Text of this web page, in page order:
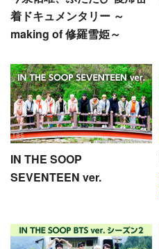
着ドキュメンタリー ～
making of 修羅雪姫～
IN THE SOOP
SEVENTEEN ver.